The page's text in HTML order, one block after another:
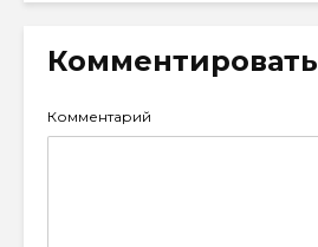
Комментировать
Комментарий